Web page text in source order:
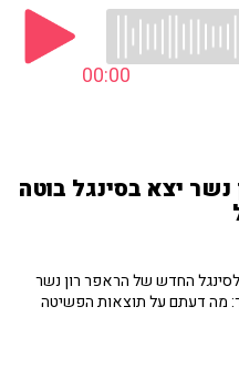
00:00
יצא בסינגל בוטה
החדש של הראפר רון נשר
מה דעתם על תוצאות הפשיטה